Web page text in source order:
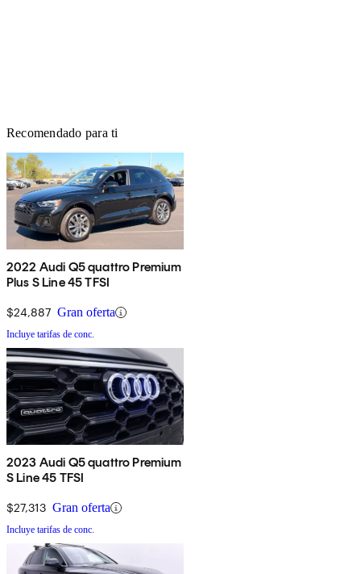
Recomendado para ti
2022 Audi Q5 quattro Premium
Plus S Line 45 TFSI
$24,887 Gran oferta
Incluye tarifas de conc.
2023 Audi Q5 quattro Premium
S Line 45 TFSI
$27,313 Gran oferta
Incluye tarifas de conc.